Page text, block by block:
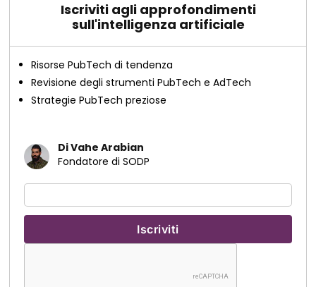
Iscriviti agli approfondimenti
sull'intelligenza artificiale
Risorse PubTech di tendenza
Revisione degli strumenti PubTech e AdTech
Strategie PubTech preziose
Di Vahe Arabian
Fondatore di SODP